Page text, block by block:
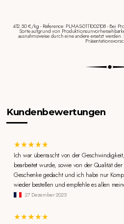
412.50 €/kg - Reference: PLMAS-0111002108 - Bei
Sorte aufgrund von
ausnahmsweise durch eine andere ersetzt
Kundenbewertungen
Ich war überrascht von der
bearbeitet wurde, sowie von der Qualität
Geschenke gedacht und ich habe nur
wieder bestellen und empfehle es allen
27 Dezember 2025